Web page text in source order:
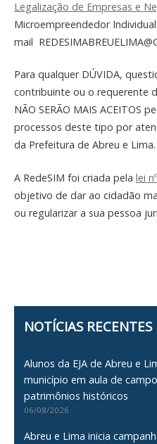
Legalização de Empresas e
Microempreendedor
mail
Para qualquer DÚVIDA,
contribuinte ou o requerente
NÃO SERÃO MAIS ACEITOS
processos deste tipo por
da Prefeitura de Abreu e Lima.
A RedeSIM foi criada pela lei
objetivo de dar ao cidadão
ou regularizar a sua pessoa
NOTÍCIAS RECENTES
Alunos da EJA de Abreu e
município em aula de
patrimônios históricos
06/08/2026
Abreu e Lima inicia